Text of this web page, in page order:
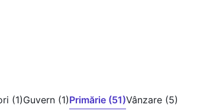
(1)Guvern (1)Primărie (51)Vânzare (5)